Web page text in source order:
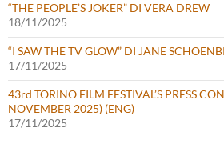
“THE PEOPLE’S JOKER” DI VERA DREW
18/11/2025
“I SAW THE TV GLOW” DI JANE
17/11/2025
43rd TORINO FILM FESTIVAL’S PRESS
NOVEMBER 2025) (ENG)
17/11/2025